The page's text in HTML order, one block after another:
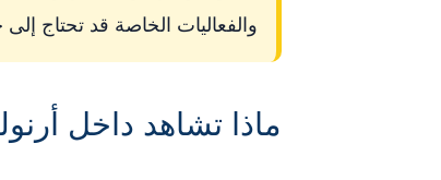
والفعاليات الخاصة قد تحتاج
ماذا تشاهد داخل